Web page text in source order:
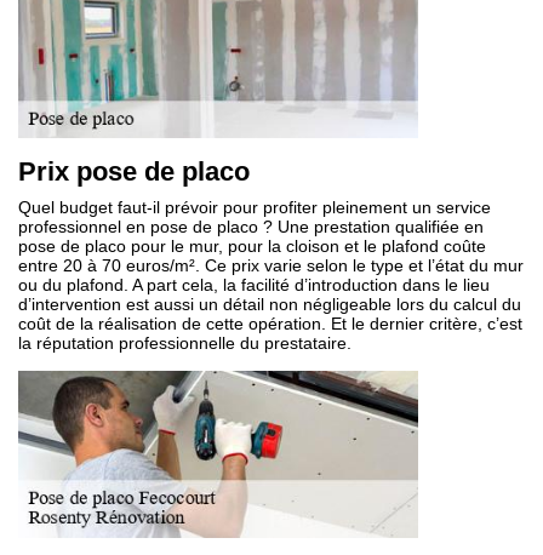
Prix pose de placo
Quel budget faut-il prévoir pour profiter pleinement un service
professionnel en pose de placo ? Une prestation qualifiée en
pose de placo pour le mur, pour la cloison et le plafond coûte
entre 20 à 70 euros/m². Ce prix varie selon le type et l’état du mur
ou du plafond. A part cela, la facilité d’introduction dans le lieu
d’intervention est aussi un détail non négligeable lors du calcul du
coût de la réalisation de cette opération. Et le dernier critère, c’est
la réputation professionnelle du prestataire.